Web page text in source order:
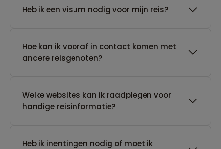
Heb ik een visum nodig voor mijn reis?
Hoe kan ik vooraf in contact komen met
andere reisgenoten?
Welke websites kan ik raadplegen voor
handige reisinformatie?
Heb ik inentingen nodig of moet ik